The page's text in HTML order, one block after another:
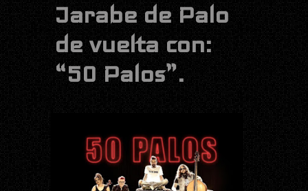
Jarabe de Palo
de vuelta con:
“50 Palos”.